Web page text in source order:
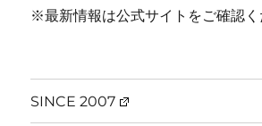
※最新情報は公式サイトをご確認く
SINCE 2007